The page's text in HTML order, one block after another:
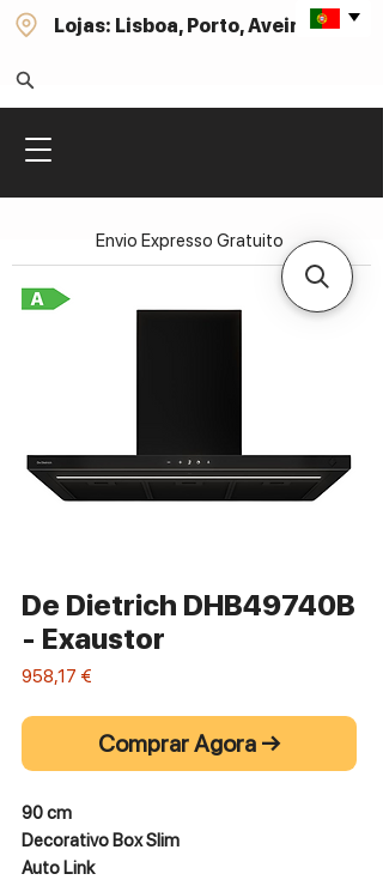
Lojas: Lisboa, Porto, Aveiro
De Dietrich DHB49740B
- Exaustor
958,17 €
Comprar Agora →
90 cm
Decorativo Box Slim
Auto Link
Envio Expresso Gratuito